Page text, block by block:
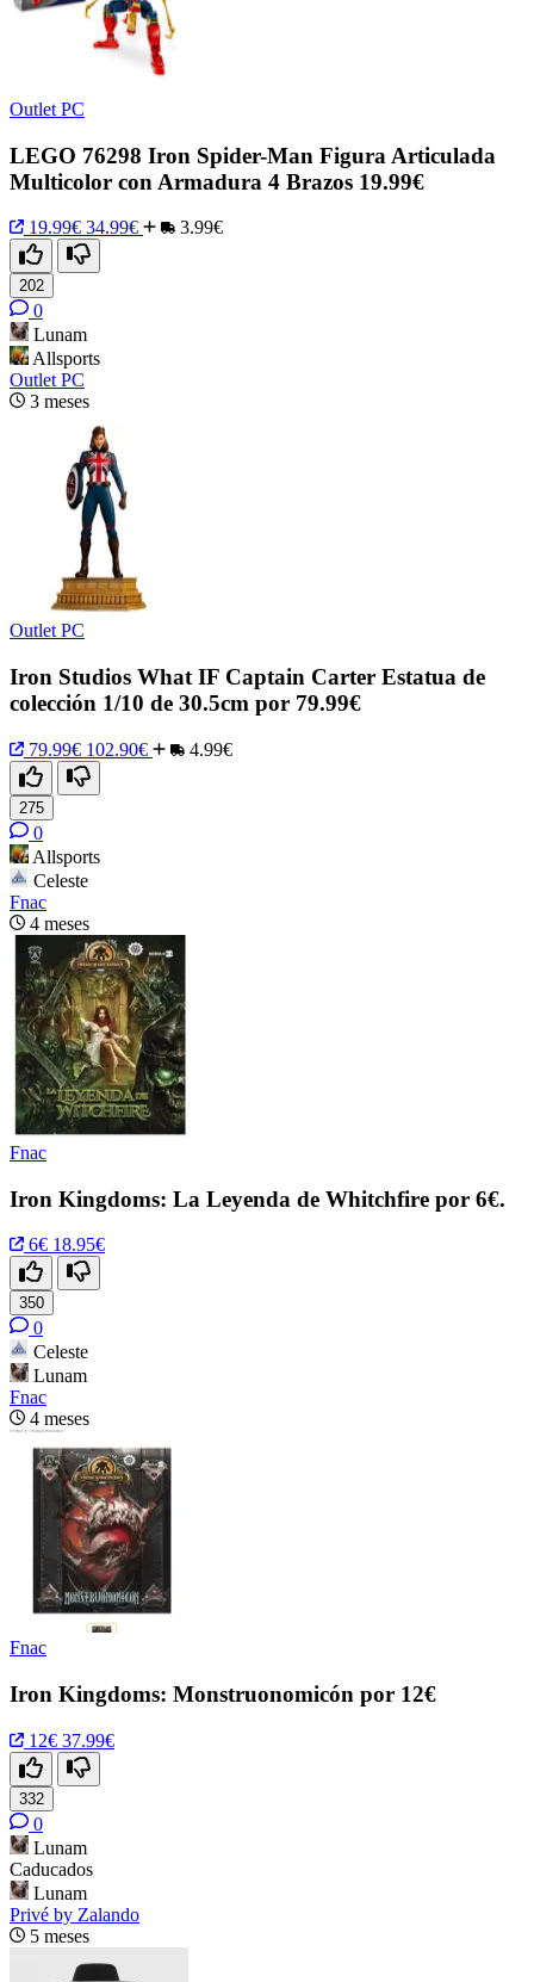
Outlet PC
LEGO 76298 Iron Spider-Man Figura Articulada
Multicolor con Armadura 4 Brazos 19.99€
19.99€ 34.99€ 3.99€
202
0
Lunam
Allsports
Outlet PC
3 meses
Outlet PC
Iron Studios What IF Captain Carter Estatua de
colección 1/10 de 30.5cm por 79.99€
79.99€ 102.90€ 4.99€
275
0
Allsports
Celeste
Fnac
4 meses
Fnac
Iron Kingdoms: La Leyenda de Whitchfire por 6€.
6€ 18.95€
350
0
Celeste
Lunam
Fnac
4 meses
Fnac
Iron Kingdoms: Monstruonomicón por 12€
12€ 37.99€
332
0
Lunam
Caducados
Lunam
Privé by Zalando
5 meses